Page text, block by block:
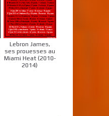
Lebron James,
ses prouesses au
Miami Heat (2010-
2014)